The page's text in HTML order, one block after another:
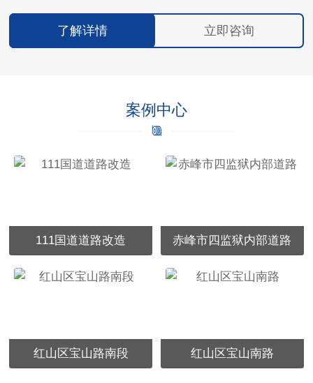
了解详情 立即咨询
案例中心
111国道道路改造 赤峰市四监狱内部道路
红山区宝山路南段 红山区宝山南路